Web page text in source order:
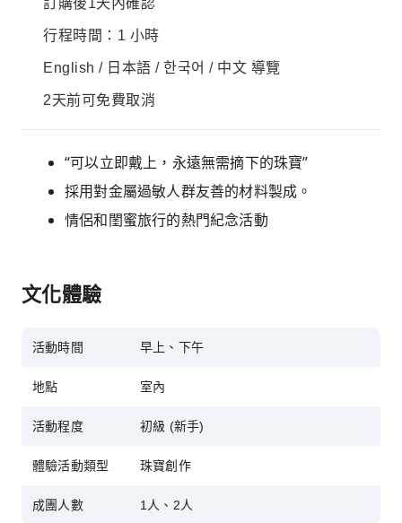
訂購後1天內確認
行程時間：1 小時
English / 日本語 / 한국어 / 中文 導覽
2天前可免費取消
“可以立即戴上，永遠無需摘下的珠寶”
採用對金屬過敏人群友善的材料製成。
情侶和閨蜜旅行的熱門紀念活動
文化體驗
活動時間 早上、下午
地點 室內
活動程度 初級 (新手)
體驗活動類型 珠寶創作
成團人數 1人、2人